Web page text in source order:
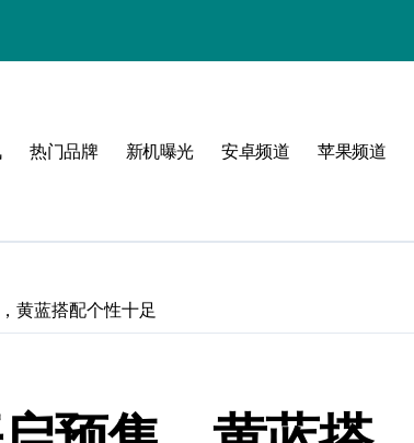
热门品牌 新机曝光 安卓频道 苹果频道
黄蓝搭配个性十足